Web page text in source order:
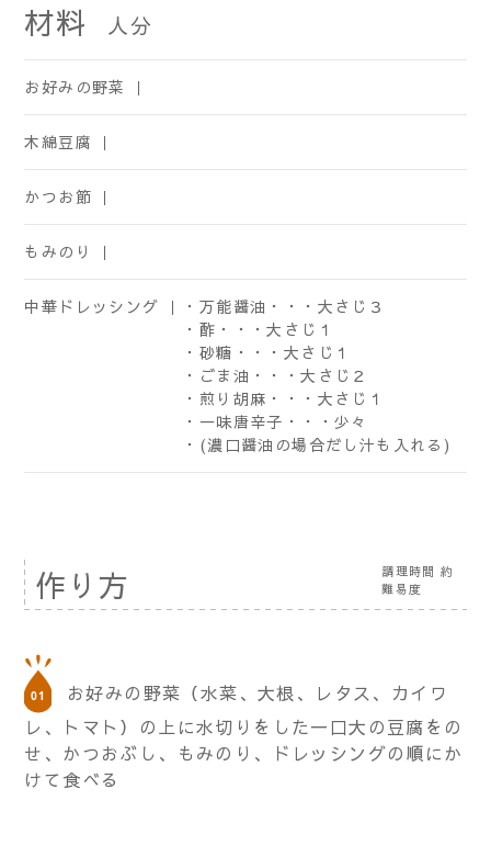
材料 人分
お好みの野菜 ｜
木綿豆腐 ｜
かつお節 ｜
もみのり ｜
中華ドレッシング ｜
・万能醤油・・・大さじ３
・酢・・・大さじ１
・砂糖・・・大さじ１
・ごま油・・・大さじ２
・煎り胡麻・・・大さじ１
・一味唐辛子・・・少々
・(濃口醤油の場合だし汁も入れる)
作り方
調理時間 約
難易度
お好みの野菜（水菜、大根、レタス、カイワ
レ、トマト）の上に水切りをした一口大の豆腐をの
せ、かつおぶし、もみのり、ドレッシングの順にか
けて食べる